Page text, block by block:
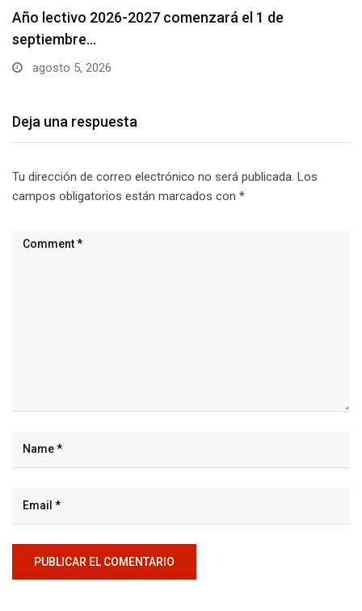
Se suspenderá servicio de agua potable en varios…
agosto 5, 2026
Deja una respuesta
Tu dirección de correo electrónico no será publicada. Los
campos obligatorios están marcados con *